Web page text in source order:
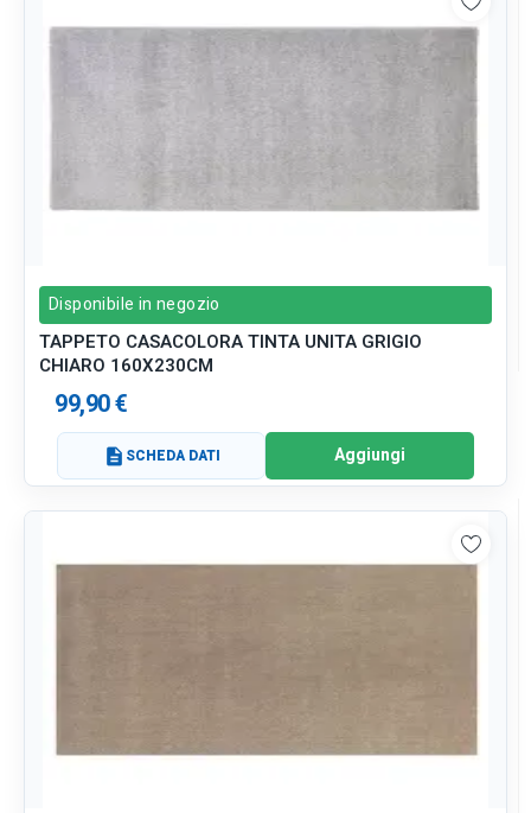
Disponibile in negozio
TAPPETO CASACOLORA TINTA UNITA GRIGIO
CHIARO 160X230CM
99,90 €
description SCHEDA DATI Aggiungi